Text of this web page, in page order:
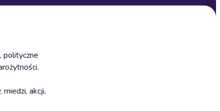
polityczne
akcji,